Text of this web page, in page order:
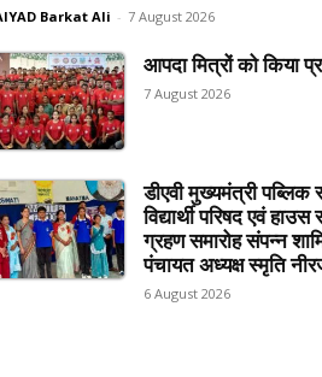
Barkat Ali - 7 August 2026
आपदा मित्रों को किया
7 August 2026
डीएवी मुख्यमंत्री
विद्यार्थी परिषद एवं
ग्रहण समारोह संपन्न
पंचायत अध्यक्ष स्मृति
6 August 2026